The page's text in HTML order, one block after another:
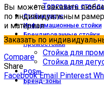
Торговые
Стойки парус
Информационные стойки
Брендированные стойки
Промостойки
Стойка для
Стойка для
POSm
Бренд-зоны
Вы можете заказать
по индивидуальным
и материал
Заказать по
Compare
Share
Facebook Email Pinterest